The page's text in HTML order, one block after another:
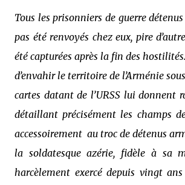
Tous les prisonniers de guerre
pas été renvoyés chez eux, pire
été capturées après la fin des
d’envahir le territoire de l’Arménie
cartes datant de l’URSS lui donnent
détaillant précisément les champs
accessoirement au troc de détenus
la soldatesque azérie, fidèle à sa
harcèlement exercé depuis vingt